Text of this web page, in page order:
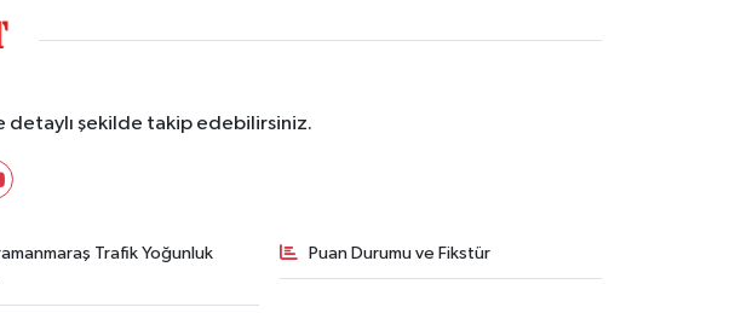
detaylı şekilde takip edebilirsiniz.
Trafik Yoğunluk
Puan Durumu ve Fikstür